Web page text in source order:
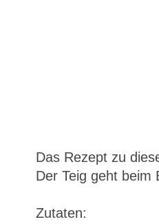
Das Rezept zu
Der Teig geht beim
Zutaten: